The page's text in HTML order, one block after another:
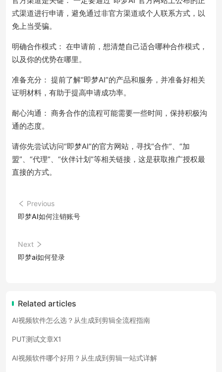
式渠道进行申请，避免通过非官方渠道或个人联系方式，以
免上当受骗。
明确合作模式： 在申请前，想清楚自己适合哪种合作模式，
以及你的优势在哪里。
准备充分： 提前了解“即梦AI”的产品和服务，并准备好相关
证明材料，有助于提高申请成功率。
耐心沟通： 商务合作的流程可能需要一些时间，保持积极沟
通的态度。
请你先尝试访问“即梦AI”的官方网站，寻找“合作”、“加
盟”、“代理”、“伙伴计划”等相关链接，这是获取推广授权最
直接的方式。
Previous
即梦AI如何注销账号
Next
即梦ai如何登录
Related articles
AI视频软件怎么选？从生成到剪辑全流程指南
PUT测试文章X1
AI视频软件哪个好用？从生成到剪辑一站式详解